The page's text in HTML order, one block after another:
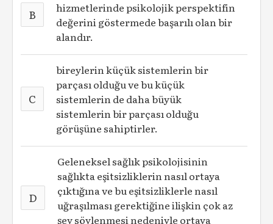
B
hizmetlerinde psikolojik perspektifin
değerini göstermede başarılı olan bir
alandır.
C
bireylerin küçük sistemlerin bir
parçası olduğu ve bu küçük
sistemlerin de daha büyük
sistemlerin bir parçası olduğu
görüşüne sahiptirler.
D
Geleneksel sağlık psikolojisinin
sağlıkta eşitsizliklerin nasıl ortaya
çıktığına ve bu eşitsizliklerle nasıl
uğraşılması gerektiğine ilişkin çok az
şey söylenmesi nedeniyle ortaya